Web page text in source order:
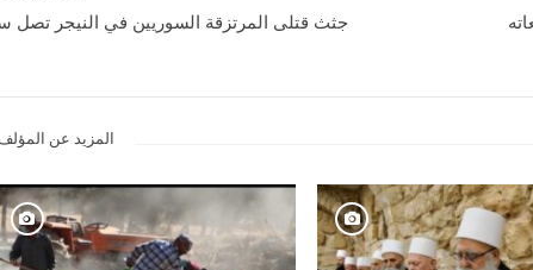
جثث قتلى المرتزقة السوريين في النيجر تصل
المزيد عن